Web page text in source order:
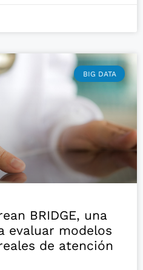
BIG DATA
BRIDGE, una
evaluar modelos
de atención